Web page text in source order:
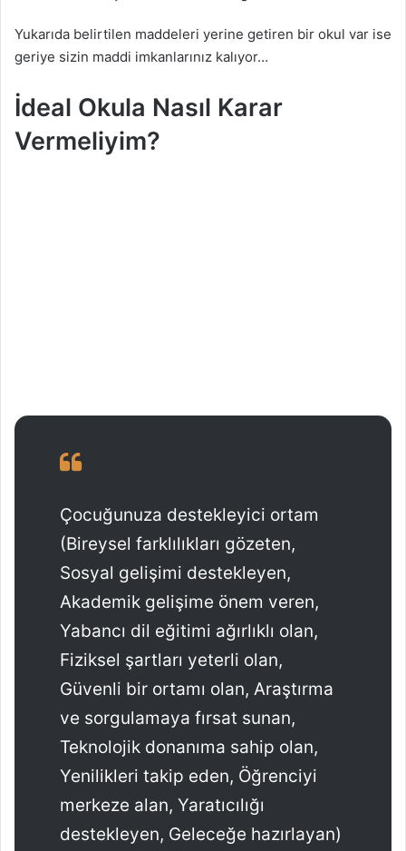
Yukarıda belirtilen maddeleri yerine getiren bir okul var ise
geriye sizin maddi imkanlarınız kalıyor…
İdeal Okula Nasıl Karar
Vermeliyim?
Çocuğunuza destekleyici ortam
(Bireysel farklılıkları gözeten,
Sosyal gelişimi destekleyen,
Akademik gelişime önem veren,
Yabancı dil eğitimi ağırlıklı olan,
Fiziksel şartları yeterli olan,
Güvenli bir ortamı olan, Araştırma
ve sorgulamaya fırsat sunan,
Teknolojik donanıma sahip olan,
Yenilikleri takip eden, Öğrenciyi
merkeze alan, Yaratıcılığı
destekleyen, Geleceğe hazırlayan)